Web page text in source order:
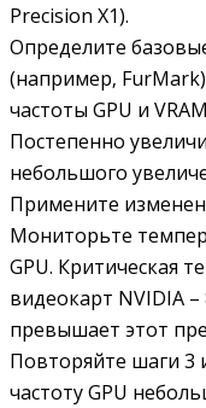
Precision X1).
Определите
(например‚
частоты GPU и
Постепенно
небольшого
Примените
Мониторьте
GPU. Критическая
видеокарт NVIDIA –
превышает этот
Повторяйте шаги 3
частоту GPU